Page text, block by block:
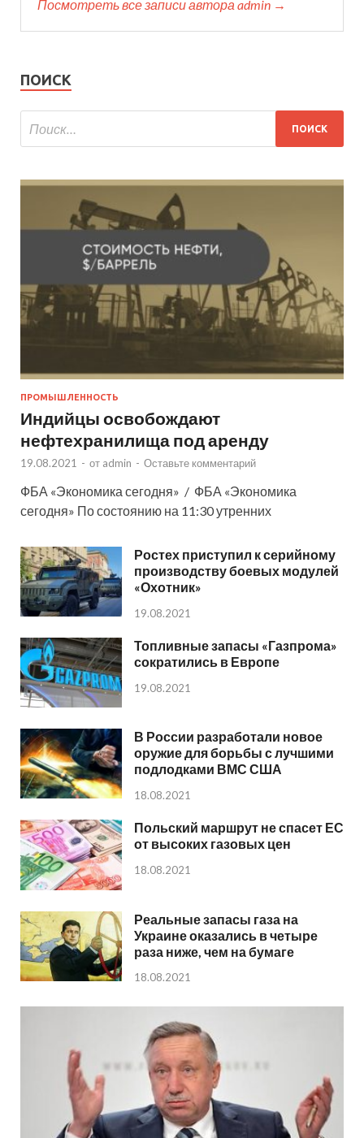
Посмотреть все записи автора admin →
ПОИСК
ПРОМЫШЛЕННОСТЬ
Индийцы освобождают
нефтехранилища под аренду
19.08.2021 - от admin - Оставьте комментарий
ФБА «Экономика сегодня» / ФБА «Экономика
сегодня» По состоянию на 11:30 утренних
Ростех приступил к серийному
производству боевых модулей
«Охотник»
19.08.2021
Топливные запасы «Газпрома»
сократились в Европе
19.08.2021
В России разработали новое
оружие для борьбы с лучшими
подлодками ВМС США
18.08.2021
Польский маршрут не спасет ЕС
от высоких газовых цен
18.08.2021
Реальные запасы газа на
Украине оказались в четыре
раза ниже, чем на бумаге
18.08.2021